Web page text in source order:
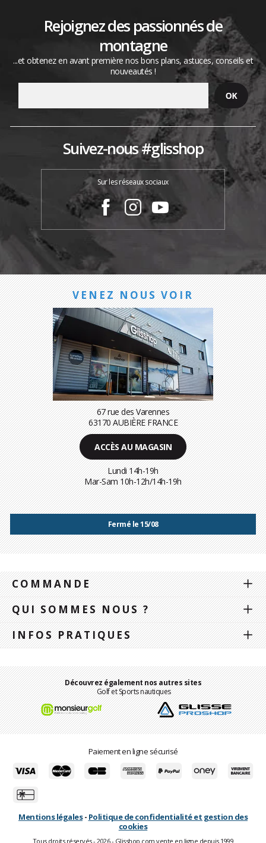
Rejoignez des passionnés de
montagne
...et obtenez en avant première nos bons plans, astuces, conseils et
nouveautés !
Suivez-nous #glisshop
Sur les réseaux sociaux
VENEZ NOUS VOIR
67 rue des Varennes
63170 AUBIÈRE FRANCE
ACCÈS AU MAGASIN
Lundi 14h-19h
Mar-Sam 10h-12h/14h-19h
Fermé le 15/08
COMMANDE
QUI SOMMES NOUS ?
INFOS PRATIQUES
Découvrez également nos autres sites
Golf et Sports nautiques
Paiement en ligne sécurisé
Mentions légales- Politique de confidentialité et gestion des
cookies
Tous droits réservés - 2026 - Glisshop.com vente en ligne depuis 1999